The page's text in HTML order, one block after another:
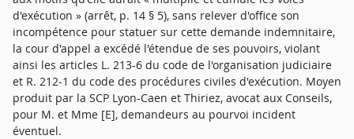
d'exécution » (arrêt, p. 14 § 5), sans relever d'office son
incompétence pour statuer sur cette demande indemnitaire,
la cour d'appel a excédé l'étendue de ses pouvoirs, violant
ainsi les articles L. 213-6 du code de l'organisation judiciaire
et R. 212-1 du code des procédures civiles d'exécution. Moyen
produit par la SCP Lyon-Caen et Thiriez, avocat aux Conseils,
pour M. et Mme [E], demandeurs au pourvoi incident
éventuel.